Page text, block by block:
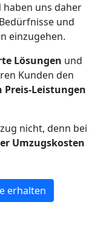
uns daher
und
einzugehen.
Lösungen und
Kunden den
Preis-Leistungen
nicht, denn bei
Umzugskosten
erhalten